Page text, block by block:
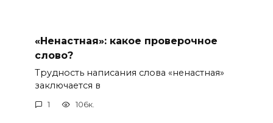
«Ненастная»: какое проверочное
слово?
Трудность написания слова «ненастная»
заключается в
1 106к.